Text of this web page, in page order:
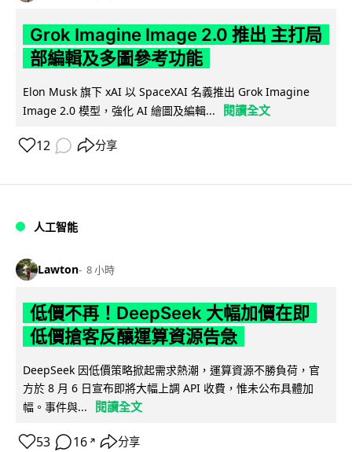
Grok Imagine Image 2.0 推出 主打局
部編輯及多圖參考功能
Elon Musk 旗下 xAI 以 SpaceXAI 名義推出 Grok Imagine
Image 2.0 模型，強化 AI 繪圖及編輯...
閱讀全文
12 分享
人工智能
Lawton 8 小時
低價不再！DeepSeek 大幅加價在即
低價搶客反釀運算資源告急
DeepSeek 因低價策略掀起需求熱潮，運算資源不勝負荷，官
方於 8 月 6 日宣布即將大幅上調 API 收費，惟未公布具體加
幅。事件與...
閱讀全文
53 16 ↗ 分享